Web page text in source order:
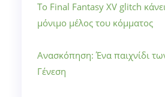
Το Final Fantasy XV glitch
μόνιμο μέλος του κόμματος
Ανασκόπηση: Ένα παιχνίδι
Γένεση